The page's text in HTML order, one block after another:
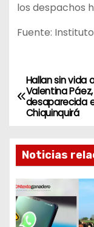
los despachos
Fuente:
N
a
e
g
a
Hallan sin vida
Valentina
desaparecida
Chiquinquirá
Noticias